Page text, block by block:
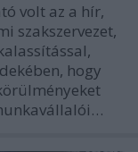
volt az a hír,
szakszervezet,
hogy